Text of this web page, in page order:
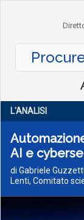
L'ANALISI
AI e
di Gabriele
Lenti, Comitato